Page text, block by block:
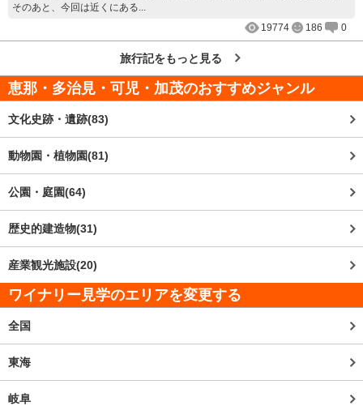
そのあと、今回は近くにある...
19774
186 0
旅行記をもっと見る
恵那・多治見・可児・加茂のおすすめジャンル
文化史跡・遺跡(83)
動物園・植物園(81)
公園・庭園(64)
歴史的建造物(31)
産業観光施設(20)
ワイナリー見学のエリアを変更する
全国
東海
岐阜